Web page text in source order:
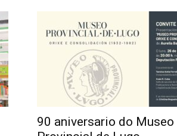
90 aniversario do Museo